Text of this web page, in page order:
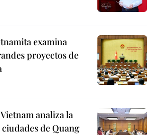
examina
proyectos de
analiza la
de Quang